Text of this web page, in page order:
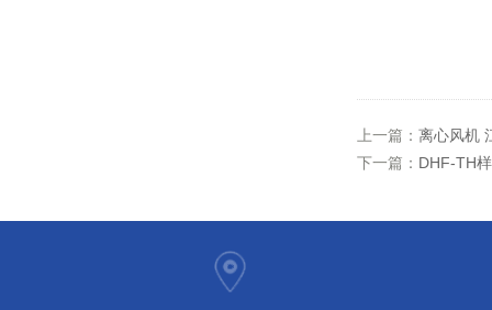
上一篇： 离心风机
下一篇： DHF-TH